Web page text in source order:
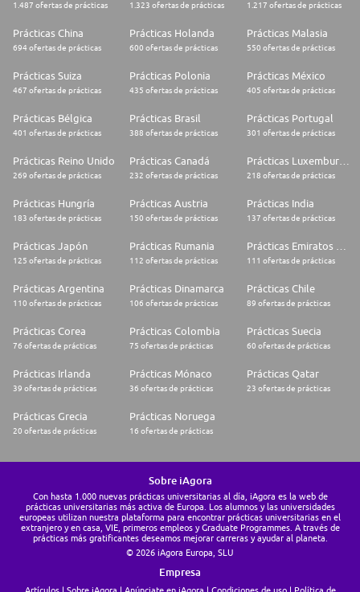
1.487 ofertas de prácticas 1.323 ofertas de prácticas 1.217 ofertas de prácticas
Prácticas China
694 ofertas de prácticas
Prácticas Holanda
600 ofertas de prácticas
Prácticas Malasia
550 ofertas de prácticas
Prácticas Suiza
467 ofertas de prácticas
Prácticas Polonia
435 ofertas de prácticas
Prácticas México
405 ofertas de prácticas
Prácticas Bélgica
401 ofertas de prácticas
Prácticas Brasil
388 ofertas de prácticas
Prácticas Portugal
301 ofertas de prácticas
Prácticas Reino Unido
269 ofertas de prácticas
Prácticas Canadá
232 ofertas de prácticas
Prácticas Luxemburgo
218 ofertas de prácticas
Prácticas Hungría
183 ofertas de prácticas
Prácticas Austria
150 ofertas de prácticas
Prácticas India
137 ofertas de prácticas
Prácticas Japón
125 ofertas de prácticas
Prácticas Rumania
112 ofertas de prácticas 111 ofertas de prácticas
Prácticas Argentina
110 ofertas de prácticas
Prácticas Dinamarca
106 ofertas de prácticas
Prácticas Chile
89 ofertas de prácticas
Prácticas Corea
76 ofertas de prácticas
Prácticas Colombia
75 ofertas de prácticas
Prácticas Suecia
60 ofertas de prácticas
Prácticas Irlanda
39 ofertas de prácticas
Prácticas Mónaco
36 ofertas de prácticas
Prácticas Qatar
23 ofertas de prácticas
Prácticas Grecia
20 ofertas de prácticas
Prácticas Noruega
16 ofertas de prácticas
Sobre iAgora
Con hasta 1.000 nuevas prácticas universitarias al día, iAgora es la web de
prácticas universitarias más activa de Europa. Los alumnos y las universidades
europeas utilizan nuestra plataforma para encontrar prácticas universitarias en el
extranjero y en casa, VIE, primeros empleos y Graduate Programmes. A través de
prácticas más gratificantes deseamos mejorar carreras y ayudar al planeta.
© 2026 iAgora Europa, SLU
Empresa